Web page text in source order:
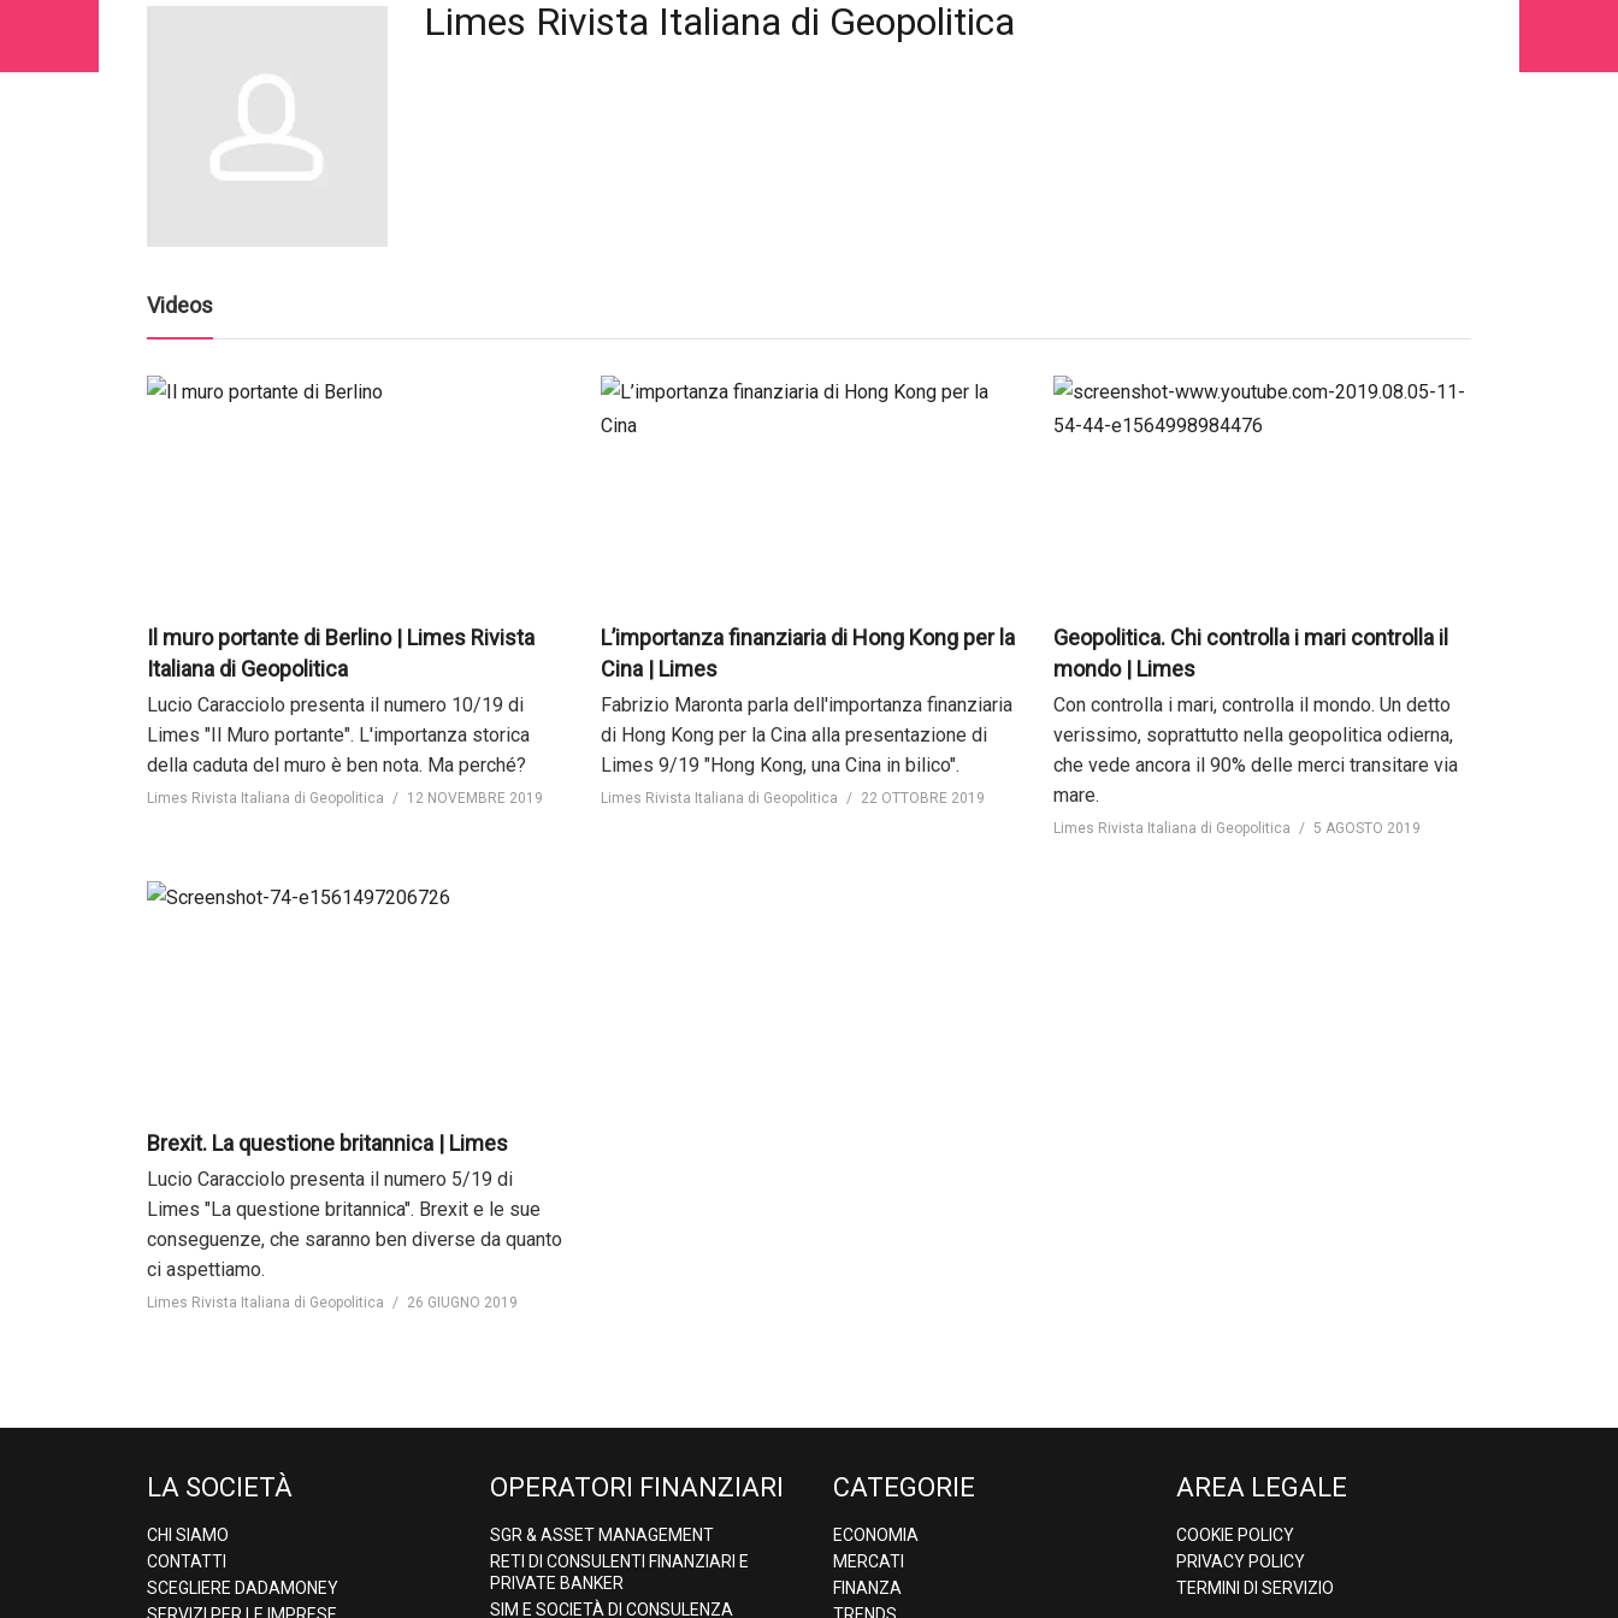
Limes Rivista Italiana di Geopolitica
Videos
Il muro portante di Berlino | Limes Rivista
Italiana di Geopolitica
Lucio Caracciolo presenta il numero 10/19 di
Limes "Il Muro portante". L'importanza storica
della caduta del muro è ben nota. Ma perché?
Limes Rivista Italiana di Geopolitica 12 NOVEMBRE 2019
L’importanza finanziaria di Hong Kong per la
Cina | Limes
Fabrizio Maronta parla dell'importanza finanziaria
di Hong Kong per la Cina alla presentazione di
Limes 9/19 "Hong Kong, una Cina in bilico".
Limes Rivista Italiana di Geopolitica 22 OTTOBRE 2019
Geopolitica. Chi controlla i mari controlla il
mondo | Limes
Con controlla i mari, controlla il mondo. Un detto
verissimo, soprattutto nella geopolitica odierna,
che vede ancora il 90% delle merci transitare via
mare.
Limes Rivista Italiana di Geopolitica 5 AGOSTO 2019
Brexit. La questione britannica | Limes
Lucio Caracciolo presenta il numero 5/19 di
Limes "La questione britannica". Brexit e le sue
conseguenze, che saranno ben diverse da quanto
ci aspettiamo.
Limes Rivista Italiana di Geopolitica 26 GIUGNO 2019
LA SOCIETÀ
CHI SIAMO
CONTATTI
SCEGLIERE DADAMONEY
OPERATORI FINANZIARI
SGR & ASSET MANAGEMENT
RETI DI CONSULENTI FINANZIARI E
PRIVATE BANKER
SIM E SOCIETÀ DI CONSULENZA
CATEGORIE
ECONOMIA
MERCATI
FINANZA
AREA LEGALE
COOKIE POLICY
PRIVACY POLICY
TERMINI DI SERVIZIO